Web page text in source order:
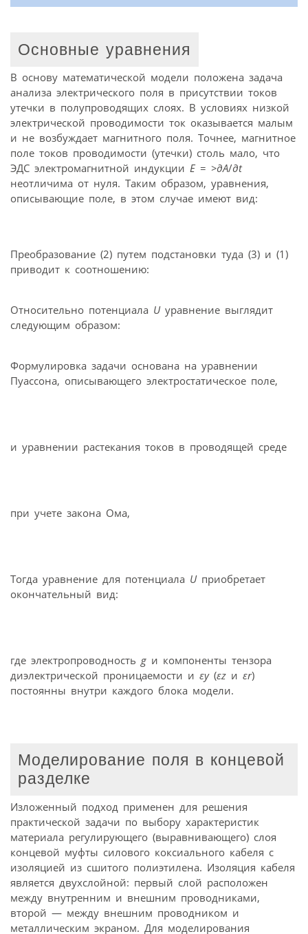
Основные уравнения
В основу математической модели положена задача
анализа электрического поля в присутствии токов
утечки в полупроводящих слоях. В условиях низкой
электрической проводимости ток оказывается малым
и не возбуждает магнитного поля. Точнее, магнитное
поле токов проводимости (утечки) столь мало, что
ЭДС электромагнитной индукции E= >∂A/∂t
неотличима от нуля. Таким образом, уравнения,
описывающие поле, в этом случае имеют вид:
Преобразование (2) путем подстановки туда (3) и (1)
приводит к соотношению:
Относительно потенциала Uуравнение выглядит
следующим образом:
Формулировка задачи основана на уравнении
Пуассона, описывающего электростатическое поле,
и уравнении растекания токов в проводящей среде
при учете закона Ома,
Тогда уравнение для потенциала Uприобретает
окончательный вид:
где электропроводность g и компоненты тензора
диэлектрической проницаемости и εу(εz и εr)
постоянны внутри каждого блока модели.
Моделирование поля в концевой
разделке
Изложенный подход применен для решения
практической задачи по выбору характеристик
материала регулирующего (выравнивающего) слоя
концевой муфты силового коксиального кабеля с
изоляцией из сшитого полиэтилена. Изоляция кабеля
является двухслойной: первый слой расположен
между внутренним и внешним проводниками,
второй — между внешним проводником и
металлическим экраном. Для моделирования